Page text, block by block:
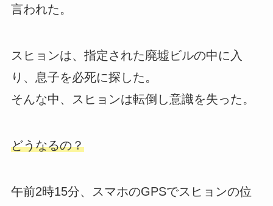
言われた。
スヒョンは、指定された廃墟ビルの中に入
り、息子を必死に探した。
そんな中、スヒョンは転倒し意識を失った。
どうなるの？
午前2時15分、スマホのGPSでスヒョンの位